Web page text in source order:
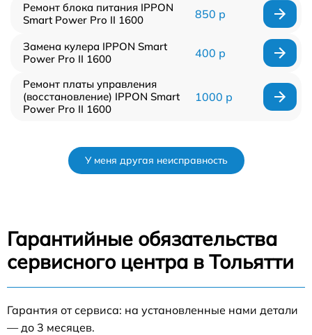
Ремонт блока питания IPPON
Smart Power Pro II 1600
850 р
Замена кулера IPPON Smart
Power Pro II 1600
400 р
Ремонт платы управления
(восстановление) IPPON Smart
Power Pro II 1600
1000 р
У меня другая неисправность
Гарантийные обязательства
сервисного центра в Тольятти
Гарантия от сервиса: на установленные нами детали
— до 3 месяцев.